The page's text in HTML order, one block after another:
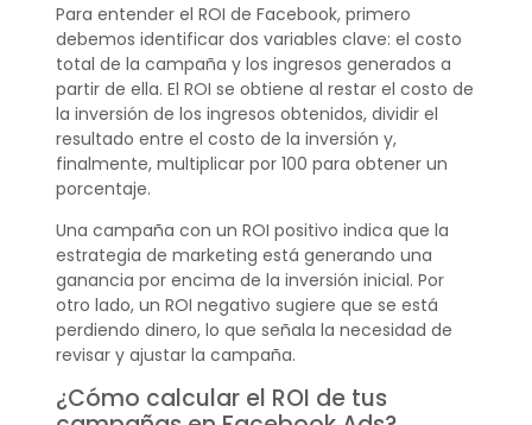
Para entender el ROI de Facebook, primero
debemos identificar dos variables clave: el costo
total de la campaña y los ingresos generados a
partir de ella. El ROI se obtiene al restar el costo de
la inversión de los ingresos obtenidos, dividir el
resultado entre el costo de la inversión y,
finalmente, multiplicar por 100 para obtener un
porcentaje.
Una campaña con un ROI positivo indica que la
estrategia de marketing está generando una
ganancia por encima de la inversión inicial. Por
otro lado, un ROI negativo sugiere que se está
perdiendo dinero, lo que señala la necesidad de
revisar y ajustar la campaña.
¿Cómo calcular el ROI de tus